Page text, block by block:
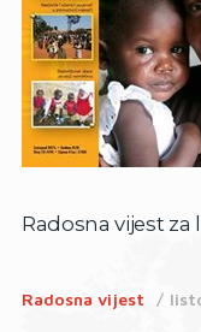
Radosna vijest za
Radosna vijest